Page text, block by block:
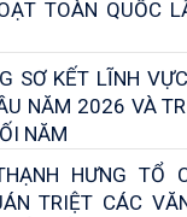
TOÀN QUỐC
SƠ KẾT LĨNH
NĂM 2026 VÀ
NĂM
HƯNG TỔ
TRIỆT CÁC